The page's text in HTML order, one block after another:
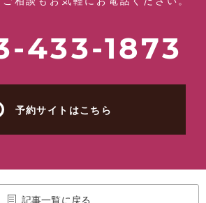
433-1873
予約サイトはこちら
記事一覧に戻る